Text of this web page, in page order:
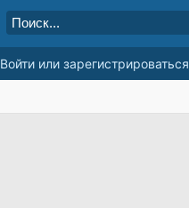
Войти или зарегистрироваться